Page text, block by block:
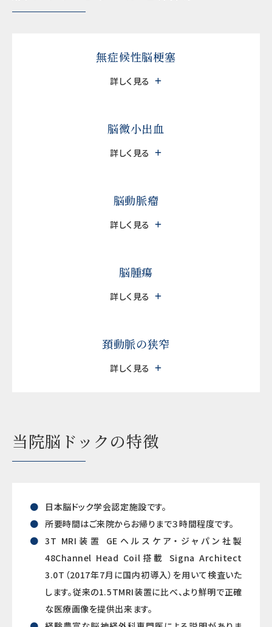
無症候性脳梗塞
詳しく見る
脳微小出血
詳しく見る
脳動脈瘤
詳しく見る
脳腫瘍
詳しく見る
頚動脈の狭窄
詳しく見る
当院脳ドックの特徴
日本脳ドック学会認定施設です。
所要時間はご来院からお帰りまで３時間程度です。
3T MRI装置 GEヘルスケア・ジャパン社製
48Channel Head Coil搭載 Signa Architect
3.0T（2017年7月に国内初導入）を用いて検査いた
します。従来の1.5TMRI装置に比べ、より鮮明で正確
な医療画像を提供出来ます。